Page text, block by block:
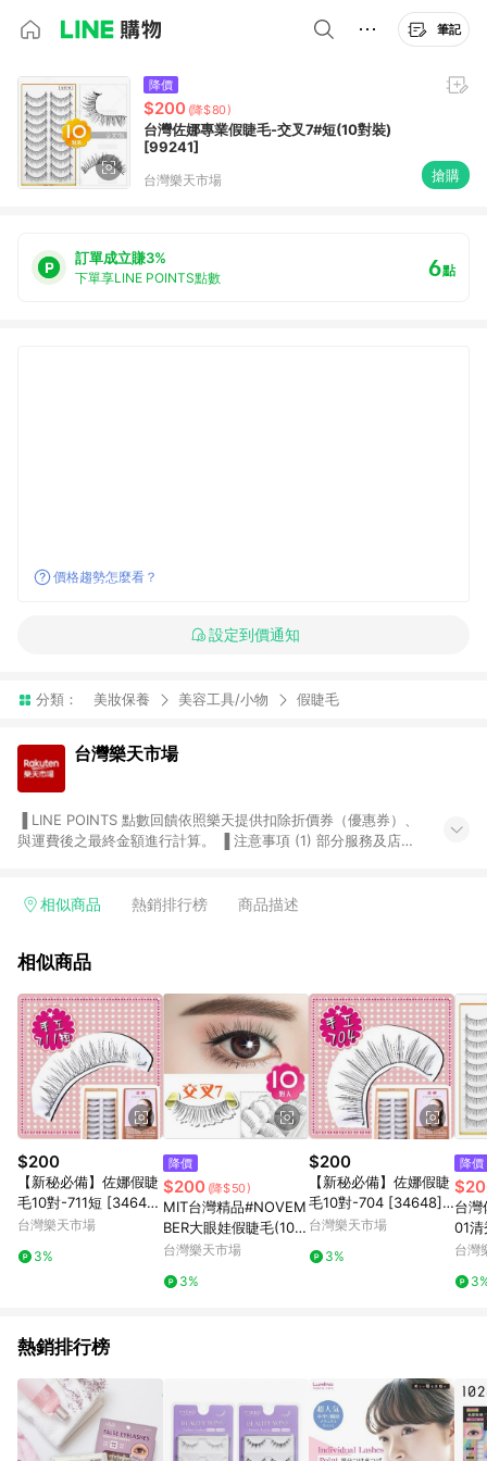
筆記
降價
$200 (降$80)
台灣佐娜專業假睫毛-交叉7#短(10對裝)
[99241]
台灣樂天市場 搶購
訂單成立賺3%
下單享LINE POINTS點數 6點
價格趨勢怎麼看？
設定到價通知
分類： 美妝保養 美容工具/小物 假睫毛
台灣樂天市場
與運費後之最終金額進行計算。 ▐ 注意事項 (1) 部分服務及店家
Smart mobile、神腦生活、JS巨盛、樂天KOBO電子書，請詳閱
台灣樂天市場，並在同一瀏覽器於24小時內結帳，才享有 LINE
市場 45 天內完成訂單出貨及結帳，則不符合贈點資格。 (4) 如
使用APP、或中途瀏覽比價網、回饋網、Google等其他網頁、或
由網頁版(電腦版/手機版網頁)切換為App都將會造成追蹤中斷而
無法進行 LINE POINTS 回饋。 (5) LINE 購物為購物資訊整合性
平台，商品資料更新會有時間差，如顯示之商品規格、顏色、價
位、贈品與台灣樂天市場銷售網頁不符，以銷售網頁標示為準。
(6) 導購訂單已逾 365 天，根據台灣樂天回饋規定，逾期訂單將
不符合回饋資格。 (7) 若上述或其他原因，致使消費者無接收到
點數回饋或點數回饋有爭議，台灣樂天市場保有更改條款與法律
追訴之權利，活動詳情以樂天市場網站公告為準。
相似商品 熱銷排行榜 商品描述
相似商品
$200
【新秘必備】佐娜假睫
毛10對-711短 [34640]
◇美容美髮美甲新秘專
台灣樂天市場
3%
降價
$200 (降$50)
MIT台灣精品#NOVEM
BER大眼娃假睫毛(10對
入)--交叉7黑 [30105]
台灣樂天市場
3%
$200
【新秘必備】佐娜假睫
毛10對-704 [34648]
◇美容美髮美甲新秘專
台灣樂天市場
3%
降價
台灣
01
台灣
熱銷排行榜